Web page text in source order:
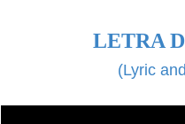
LETRA
(Lyric